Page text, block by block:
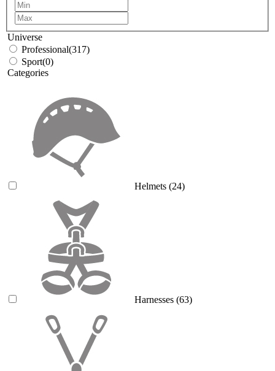
Universe
Professional(317)
Sport(0)
Categories
Helmets (24)
Harnesses (63)